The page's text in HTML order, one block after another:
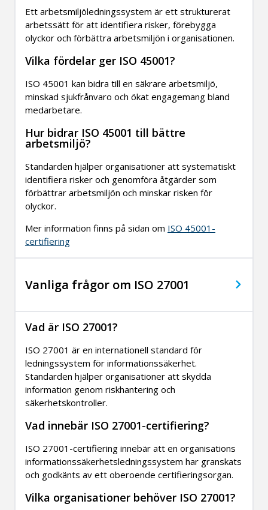
Ett arbetsmiljöledningssystem är ett strukturerat
arbetssätt för att identifiera risker, förebygga
olyckor och förbättra arbetsmiljön i organisationen.
Vilka fördelar ger ISO 45001?
ISO 45001 kan bidra till en säkrare arbetsmiljö,
minskad sjukfrånvaro och ökat engagemang bland
medarbetare.
Hur bidrar ISO 45001 till bättre
arbetsmiljö?
Standarden hjälper organisationer att systematiskt
identifiera risker och genomföra åtgärder som
förbättrar arbetsmiljön och minskar risken för
olyckor.
Mer information finns på sidan om ISO 45001-
certifiering
Vanliga frågor om ISO 27001
Vad är ISO 27001?
ISO 27001 är en internationell standard för
ledningssystem för informationssäkerhet.
Standarden hjälper organisationer att skydda
information genom riskhantering och
säkerhetskontroller.
Vad innebär ISO 27001-certifiering?
ISO 27001-certifiering innebär att en organisations
informationssäkerhetsledningssystem har granskats
och godkänts av ett oberoende certifieringsorgan.
Vilka organisationer behöver ISO 27001?